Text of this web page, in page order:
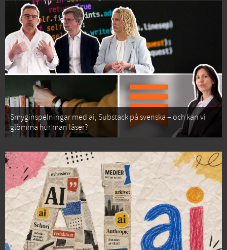
Smyginspelningar med ai, Substack på svenska – och kan vi
glömma hur man läser?